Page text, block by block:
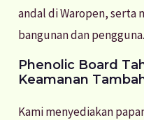
andal di Waropen, serta
bangunan dan pengguna.
Phenolic Board
Keamanan
Kami menyediakan